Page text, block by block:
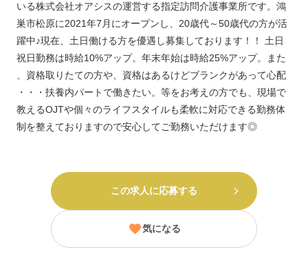
いる株式会社オアシスの運営する指定訪問介護事業所です。 鴻
巣市松原に2021年7月 にオープン し、 20歳代～50歳代の方が活
躍中♪現在、土日働ける方を優遇し募集しております！！ 土日
祝日勤務は時給10%アップ。年末年始は時給25%アップ。また
、資格取りたての方や、資格はあるけどブランクがあって心配
・・・扶養内パートで働きたい。等をお考えの方でも、現場で
教えるOJTや個々のライフスタイルも柔軟に対応できる勤務体
制を整えておりますので安心してご勤務いただけます◎
この求人に応募する
気になる